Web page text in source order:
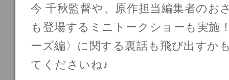
今 千秋監督や、原作担当編集者のお
も登場するミニトークショーも実施
ーズ編〉に関する裏話も飛び出すか
てくださいね♪